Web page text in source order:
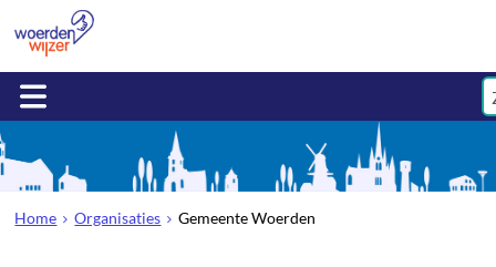
Home Organisaties Gemeente Woerden